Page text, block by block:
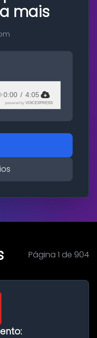
mais
0:00 / 4:05
powered by VOICEXPRESS
Página 1 de 904